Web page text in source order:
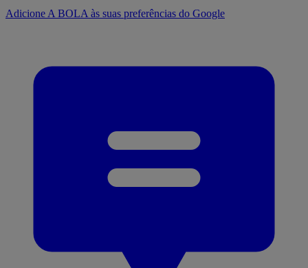
Adicione A BOLA às suas preferências do Google